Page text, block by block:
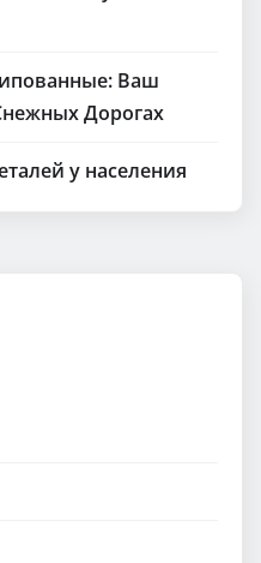
Ваш
Дорогах
у населения